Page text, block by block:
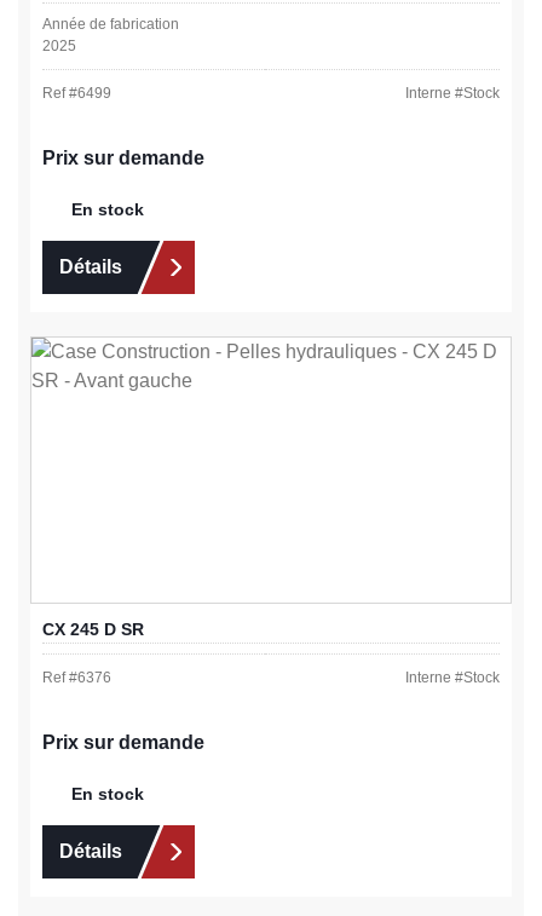
Année de fabrication
2025
Ref #6499 Interne #Stock
Prix sur demande
En stock
Détails
CX 245 D SR
Ref #6376 Interne #Stock
Prix sur demande
En stock
Détails